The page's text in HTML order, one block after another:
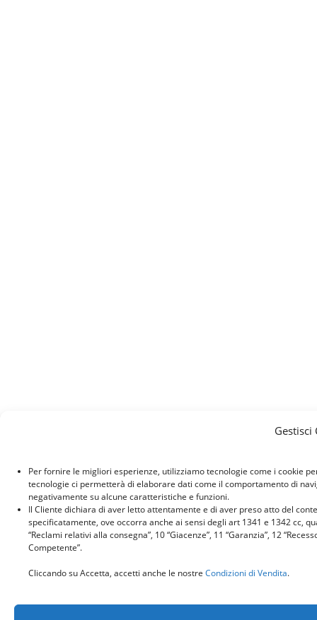
Gestisci
Per fornire le migliori esperienze, utilizziamo tecnologie come i cookie
tecnologie ci permetterà di elaborare dati come il comportamento di
negativamente su alcune caratteristiche e funzioni.
Il Cliente dichiara di aver letto attentamente e di aver preso atto del
specificatamente, ove occorra anche ai sensi degli art 1341 e 1342 cc,
“Reclami relativi alla consegna”, 10 “Giacenze”, 11 “Garanzia”, 12
Competente”.
Cliccando su Accetta, accetti anche le nostre Condizioni di Vendita.